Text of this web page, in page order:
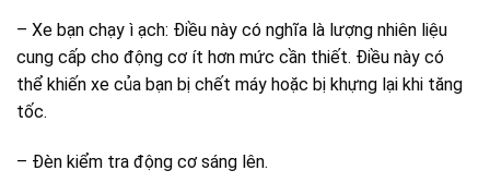
– Xe bạn chạy ì ạch: Điều này có nghĩa là lượng nhiên liệu
cung cấp cho động cơ ít hơn mức cần thiết. Điều này có
thể khiến xe của bạn bị chết máy hoặc bị khựng lại khi tăng
tốc.
– Đèn kiểm tra động cơ sáng lên.